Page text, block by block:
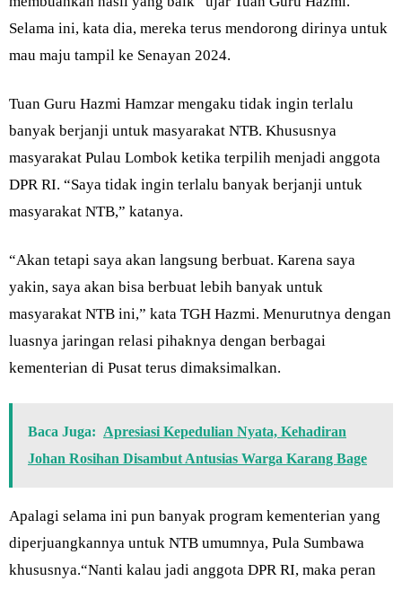
Selama ini, kata dia, mereka terus mendorong dirinya untuk
mau maju tampil ke Senayan 2024.
Tuan Guru Hazmi Hamzar mengaku tidak ingin terlalu
banyak berjanji untuk masyarakat NTB. Khususnya
masyarakat Pulau Lombok ketika terpilih menjadi anggota
DPR RI. “Saya tidak ingin terlalu banyak berjanji untuk
masyarakat NTB,” katanya.
“Akan tetapi saya akan langsung berbuat. Karena saya
yakin, saya akan bisa berbuat lebih banyak untuk
masyarakat NTB ini,” kata TGH Hazmi. Menurutnya dengan
luasnya jaringan relasi pihaknya dengan berbagai
kementerian di Pusat terus dimaksimalkan.
Baca Juga: Apresiasi Kepedulian Nyata, Kehadiran
Johan Rosihan Disambut Antusias Warga Karang Bage
Apalagi selama ini pun banyak program kementerian yang
diperjuangkannya untuk NTB umumnya, Pula Sumbawa
khususnya.“Nanti kalau jadi anggota DPR RI, maka peran